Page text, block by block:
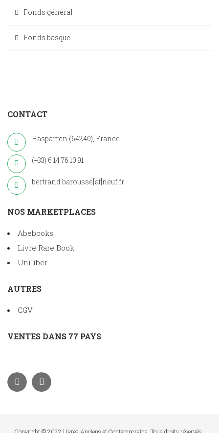
Fonds général
Fonds basque
CONTACT
Hasparren (64240), France
(+33) 6 14 76 10 91
bertrand.barousse[at]neuf.fr
NOS MARKETPLACES
Abebooks
Livre Rare Book
Uniliber
AUTRES
CGV
VENTES DANS 77 PAYS